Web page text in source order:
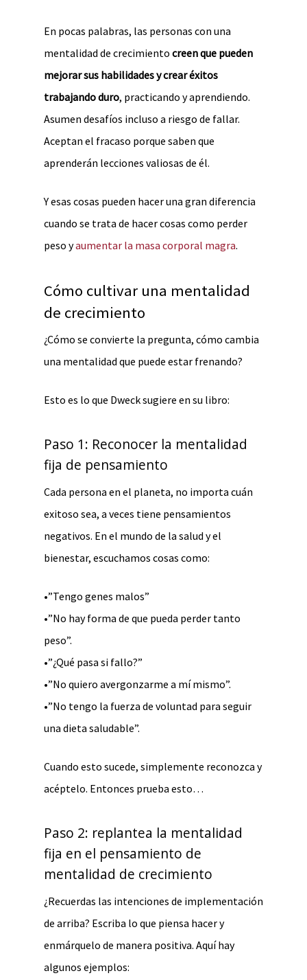
En pocas palabras, las personas con una
mentalidad de crecimiento creen que pueden
mejorar sus habilidades y crear éxitos
trabajando duro, practicando y aprendiendo.
Asumen desafíos incluso a riesgo de fallar.
Aceptan el fracaso porque saben que
aprenderán lecciones valiosas de él.
Y esas cosas pueden hacer una gran diferencia
cuando se trata de hacer cosas como perder
peso yaumentar la masa corporal magra.
Cómo cultivar una mentalidad
de crecimiento
¿Cómo se convierte la pregunta, cómo cambia
una mentalidad que puede estar frenando?
Esto es lo que Dweck sugiere en su libro:
Paso 1: Reconocer la mentalidad
fija de pensamiento
Cada persona en el planeta, no importa cuán
exitoso sea, a veces tiene pensamientos
negativos. En el mundo de la salud y el
bienestar, escuchamos cosas como:
•”Tengo genes malos”
•”No hay forma de que pueda perder tanto
peso”.
•”¿Qué pasa si fallo?”
•”No quiero avergonzarme a mí mismo”.
•”No tengo la fuerza de voluntad para seguir
una dieta saludable”.
Cuando esto sucede, simplemente reconozca y
acéptelo. Entonces prueba esto…
Paso 2: replantea la mentalidad
fija en el pensamiento de
mentalidad de crecimiento
¿Recuerdas las intenciones de implementación
de arriba? Escriba lo que piensa hacer y
enmárquelo de manera positiva. Aquí hay
algunos ejemplos: